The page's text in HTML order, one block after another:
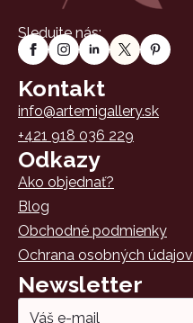
Sledujte nás:
Kontakt
info@artemigallery.sk
+421 918 036 229
Odkazy
Ako objednať?
Blog
Obchodné podmienky
Ochrana osobných údajov
Newsletter
Email